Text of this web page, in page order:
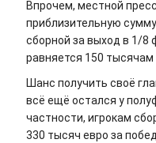
Впрочем, местной
приблизительную
сборной за выход в 1/8
равняется 150 тысячам
Шанс получить своё
всё ещё остался у
частности, игрокам
330 тысяч евро за